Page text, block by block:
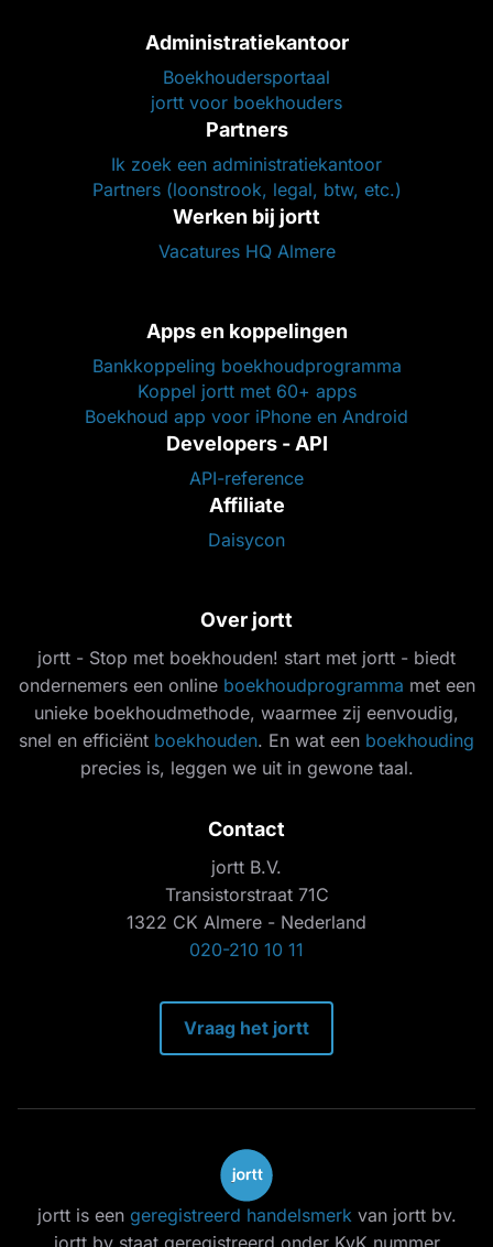
Administratiekantoor
Boekhoudersportaal
jortt voor boekhouders
Partners
Ik zoek een administratiekantoor
Partners (loonstrook, legal, btw, etc.)
Werken bij jortt
Vacatures HQ Almere
Apps en koppelingen
Bankkoppeling boekhoudprogramma
Koppel jortt met 60+ apps
Boekhoud app voor iPhone en Android
Developers - API
API-reference
Affiliate
Daisycon
Over jortt
jortt - Stop met boekhouden! start met jortt - biedt
ondernemers een online boekhoudprogramma met een
unieke boekhoudmethode, waarmee zij eenvoudig,
snel en efficiënt boekhouden. En wat een boekhouding
precies is, leggen we uit in gewone taal.
Contact
jortt B.V.
Transistorstraat 71C
1322 CK Almere - Nederland
020-210 10 11
Vraag het jortt
jortt is een geregistreerd handelsmerk van jortt bv.
jortt bv staat geregistreerd onder KvK nummer